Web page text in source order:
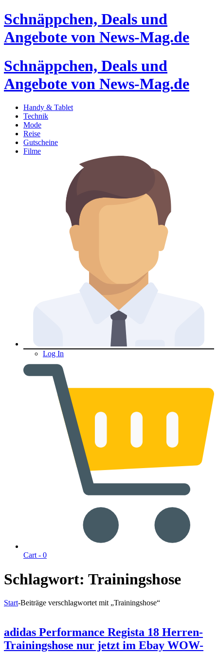
Schnäppchen, Deals und
Angebote von News-Mag.de
Schnäppchen, Deals und
Angebote von News-Mag.de
Handy & Tablet
Technik
Mode
Reise
Gutscheine
Filme
Log In
Cart - 0
Schlagwort: Trainingshose
Start-Beiträge verschlagwortet mit „Trainingshose“
adidas Performance Regista 18 Herren-
Trainingshose nur jetzt im Ebay WOW-